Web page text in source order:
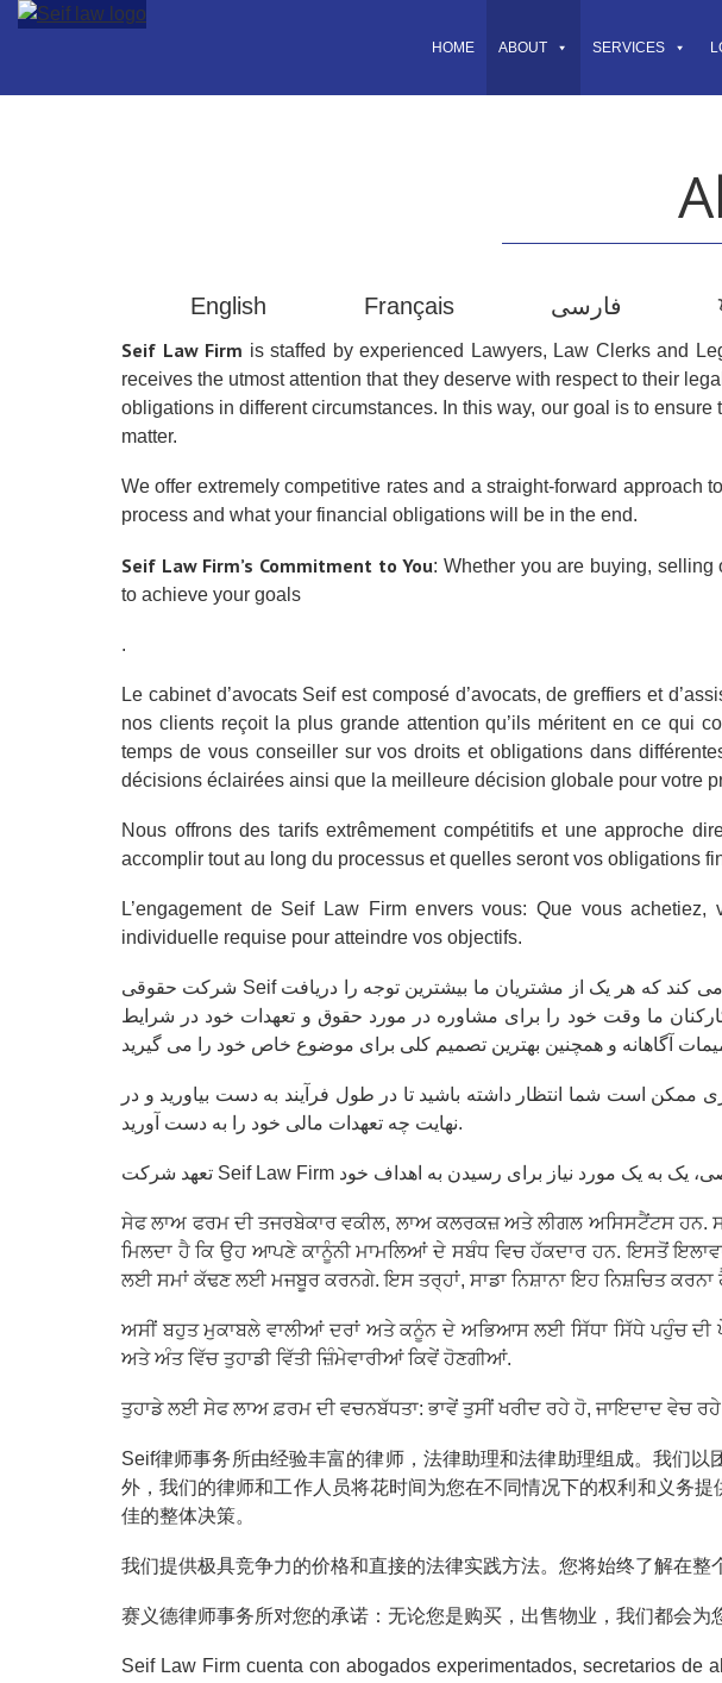
HOME ABOUT SERVICES
English Français فارسی
Seif Law Firm is staffed by experienced Lawyers, Law Clerks and
receives the utmost attention that they deserve with respect to their
obligations in different circumstances. In this way, our goal is to
matter.
We offer extremely competitive rates and a straight-forward
process and what your financial obligations will be in the end.
Seif Law Firm’s Commitment to You: Whether you are buying, selling
to achieve your goals
.
Le cabinet d’avocats Seif est composé d’avocats, de greffiers et
nos clients reçoit la plus grande attention qu’ils méritent en ce qui
temps de vous conseiller sur vos droits et obligations dans
décisions éclairées ainsi que la meilleure décision globale pour votre
Nous offrons des tarifs extrêmement compétitifs et une approche
accomplir tout au long du processus et quelles seront vos obligations
L’engagement de Seif Law Firm envers vous: Que vous
individuelle requise pour atteindre vos objectifs.
شرکت حقوقی Seif متشکل از وکلای متخصص، وکلای حقوق و دستیاران حقوقی است. رویکرد مبتنی بر تیم ما تضمین می کند که هر یک از مشتریان ما بیشترین توجه را دریافت
ما وقت خود را برای مشاوره در مورد حقوق و تعهدات خود در شرایط
ممکن است شما انتظار داشته باشید تا در طول فرآیند به دست بیاورید و در
نهایت چه تعهدات مالی خود را به دست آورید.
ਸੇਫ ਲਾਅ ਫਰਮ ਦੀ ਤਜਰਬੇਕਾਰ ਵਕੀਲ, ਲਾਅ ਕਲਰਕਜ਼ ਅਤੇ ਲੀਗਲ ਅਸਿਸਟੈਂਟਸ ਹਨ.
ਮਿਲਦਾ ਹੈ ਕਿ ਉਹ ਆਪਣੇ ਕਾਨੂੰਨੀ ਮਾਮਲਿਆਂ ਦੇ ਸਬੰਧ ਵਿਚ ਹੱਕਦਾਰ ਹਨ. ਇਸਤੋਂ
ਲਈ ਸਮਾਂ ਕੱਢਣ ਲਈ ਮਜਬੂਰ ਕਰਨਗੇ. ਇਸ ਤਰ੍ਹਾਂ, ਸਾਡਾ ਨਿਸ਼ਾਨਾ ਇਹ ਨਿਸ਼ਚਿਤ
ਅਸੀਂ ਬਹੁਤ ਮੁਕਾਬਲੇ ਵਾਲੀਆਂ ਦਰਾਂ ਅਤੇ ਕਨੂੰਨ ਦੇ ਅਭਿਆਸ ਲਈ ਸਿੱਧਾ ਸਿੱਧੇ ਪਹੁੰਚ ਦੀ
ਅਤੇ ਅੰਤ ਵਿੱਚ ਤੁਹਾਡੀ ਵਿੱਤੀ ਜ਼ਿੰਮੇਵਾਰੀਆਂ ਕਿਵੇਂ ਹੋਣਗੀਆਂ.
ਤੁਹਾਡੇ ਲਈ ਸੇਫ ਲਾਅ ਫ਼ਰਮ ਦੀ ਵਚਨਬੱਧਤਾ: ਭਾਵੇਂ ਤੁਸੀਂ ਖਰੀਦ ਰਹੇ ਹੋ, ਜਾਇਦਾਦ ਵੇਚ
Seif律师事务所由经验丰富的律师，法律助理和法律助理组成。我们
外，我们的律师和工作人员将花时间为您在不同情况下的权利和义务
佳的整体决策。
我们提供极具竞争力的价格和直接的法律实践方法。您将始终了解在
赛义德律师事务所对您的承诺：无论您是购买，出售物业，我们都会为
Seif Law Firm cuenta con abogados experimentados, secretarios